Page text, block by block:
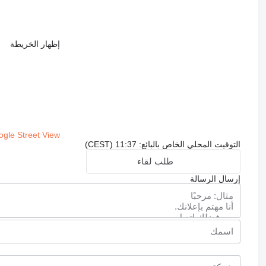
إظهار الخريطة
Street View
التوقيت المحلي الخاص بالبائع: 11:37 (CEST)
طلب لقاء
إرسال الرسالة